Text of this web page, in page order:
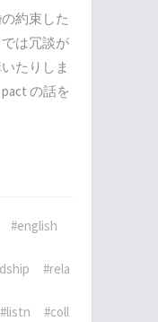
約束した
は冗談が
たりしま
の話を
#english
#rela
#listn
#coll